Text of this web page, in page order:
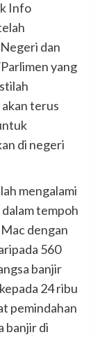
Info
dan
yang
terus
di negeri
mengalami
tempoh
dengan
560
banjir
24 ribu
pemindahan
banjir di